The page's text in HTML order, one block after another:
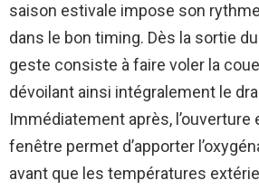
saison estivale impose son
dans le bon timing. Dès la sortie
geste consiste à faire voler la
dévoilant ainsi intégralement le
Immédiatement après, l’ouverture
fenêtre permet d’apporter
avant que les températures